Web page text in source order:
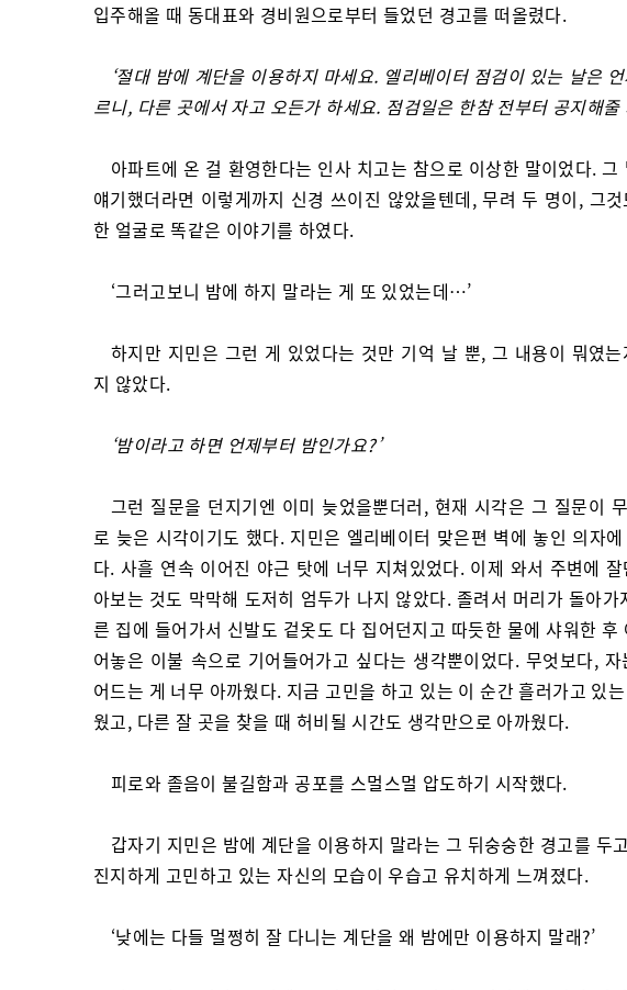
입주해올 때 동대표와 경비원으로부터 들었던 경고를 떠올렸다.
‘절대 밤에 계단을 이용하지 마세요. 엘리베이터 점검이 있는 날은
르니, 다른 곳에서 자고 오든가 하세요. 점검일은 한참 전부터 공지해줄
아파트에 온 걸 환영한다는 인사 치고는 참으로 이상한 말이었다. 그
얘기했더라면 이렇게까지 신경 쓰이진 않았을텐데, 무려 두 명이, 그
한 얼굴로 똑같은 이야기를 하였다.
‘그러고보니 밤에 하지 말라는 게 또 있었는데…’
하지만 지민은 그런 게 있었다는 것만 기억 날 뿐, 그 내용이 뭐였
지 않았다.
‘밤이라고 하면 언제부터 밤인가요?’
그런 질문을 던지기엔 이미 늦었을뿐더러, 현재 시각은 그 질문이
로 늦은 시각이기도 했다. 지민은 엘리베이터 맞은편 벽에 놓인 의자
다. 사흘 연속 이어진 야근 탓에 너무 지쳐있었다. 이제 와서 주변에
아보는 것도 막막해 도저히 엄두가 나지 않았다. 졸려서 머리가 돌아가
른 집에 들어가서 신발도 겉옷도 다 집어던지고 따듯한 물에 샤워한 후
어놓은 이불 속으로 기어들어가고 싶다는 생각뿐이었다. 무엇보다,
어드는 게 너무 아까웠다. 지금 고민을 하고 있는 이 순간 흘러가고 있
웠고, 다른 잘 곳을 찾을 때 허비될 시간도 생각만으로 아까웠다.
피로와 졸음이 불길함과 공포를 스멀스멀 압도하기 시작했다.
갑자기 지민은 밤에 계단을 이용하지 말라는 그 뒤숭숭한 경고를 두
진지하게 고민하고 있는 자신의 모습이 우습고 유치하게 느껴졌다.
‘낮에는 다들 멀쩡히 잘 다니는 계단을 왜 밤에만 이용하지 말래?’